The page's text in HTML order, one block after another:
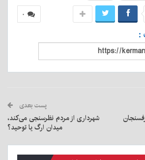
۰
:
پست بعدی
شهرداری از مردم نظرسنجی می‌کند،
میدان ارگ یا توحید؟